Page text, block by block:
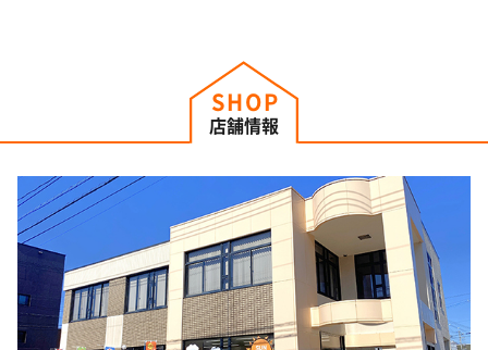
SHOP
店舗情報